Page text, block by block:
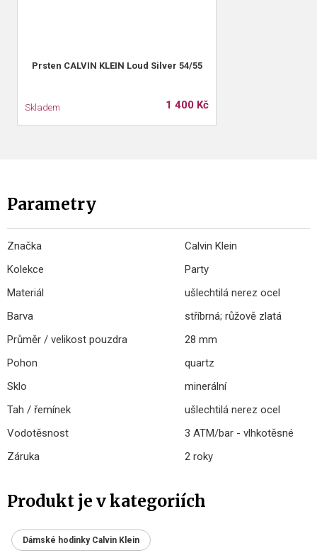
Prsten CALVIN KLEIN Loud Silver 54/55
Skladem 1 400 Kč
Parametry
Značka
Calvin Klein
Kolekce
Party
Materiál
ušlechtilá nerez ocel
Barva
stříbrná; růžově zlatá
Průměr / velikost pouzdra
28 mm
Pohon
quartz
Sklo
minerální
Tah / řemínek
ušlechtilá nerez ocel
Vodotěsnost
3 ATM/bar - vlhkotěsné
Záruka
2 roky
Produkt je v kategoriích
Dámské hodinky Calvin Klein